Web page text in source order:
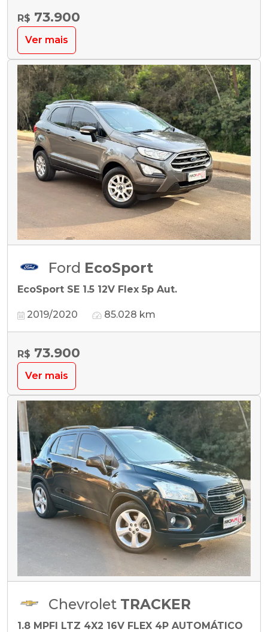
R$ 73.900
Ver mais
Ford EcoSport
EcoSport SE 1.5 12V Flex 5p Aut.
2019/2020 85.028 km
R$ 73.900
Ver mais
Chevrolet TRACKER
1.8 MPFI LTZ 4X2 16V FLEX 4P AUTOMÁTICO